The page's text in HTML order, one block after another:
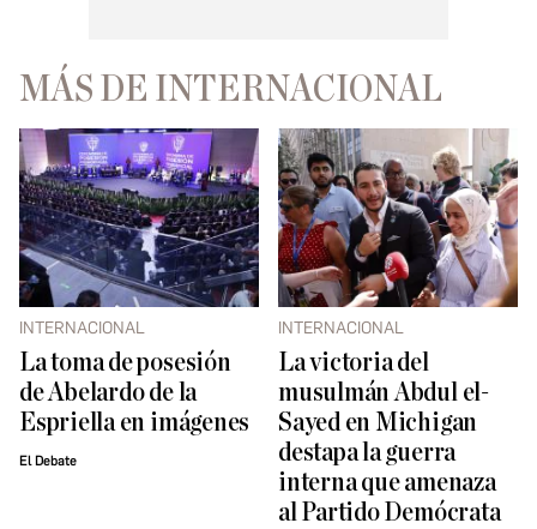
MÁS DE INTERNACIONAL
INTERNACIONAL
La toma de posesión
de Abelardo de la
Espriella en imágenes
El Debate
INTERNACIONAL
La victoria del
musulmán Abdul el-
Sayed en Michigan
destapa la guerra
interna que amenaza
al Partido Demócrata